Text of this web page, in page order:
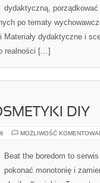
dydaktyczną,
po tematy
Materiały dydaktyczne i
realności […]
DIY
MOŻLIWOŚĆ
Beat the boredom to
pokonać monotonię i